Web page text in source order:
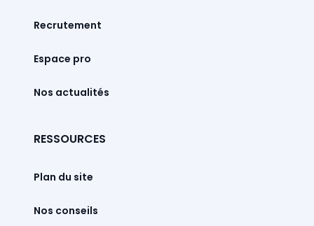
Recrutement
Espace pro
Nos actualités
RESSOURCES
Plan du site
Nos conseils